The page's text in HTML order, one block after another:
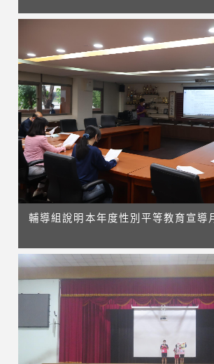
輔導組說明本年度性別平等教育宣導